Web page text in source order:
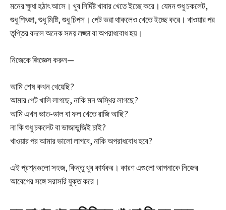
মনের ক্ষুধা হঠাৎ আসে। খুব নির্দিষ্ট খাবার খেতে ইচ্ছে করে। যেমন শুধু চকলেট,
শুধু পিৎজা, শুধু মিষ্টি, শুধু চিপস। পেট ভরা থাকলেও খেতে ইচ্ছে করে। খাওয়ার পর
তৃপ্তির বদলে অনেক সময় লজ্জা বা অপরাধবোধ হয়।
নিজেকে জিজ্ঞেস করুন—
আমি শেষ কখন খেয়েছি?
আমার পেট খালি লাগছে, নাকি মন অস্থির লাগছে?
আমি এখন ভাত-ডাল বা ফল খেতে রাজি আছি?
না কি শুধু চকলেট বা ভাজাভুজিই চাই?
খাওয়ার পর আমার ভালো লাগবে, নাকি অপরাধবোধ হবে?
এই প্রশ্নগুলো সহজ, কিন্তু খুব কার্যকর। কারণ এগুলো আপনাকে নিজের
আবেগের সঙ্গে সরাসরি যুক্ত করে।